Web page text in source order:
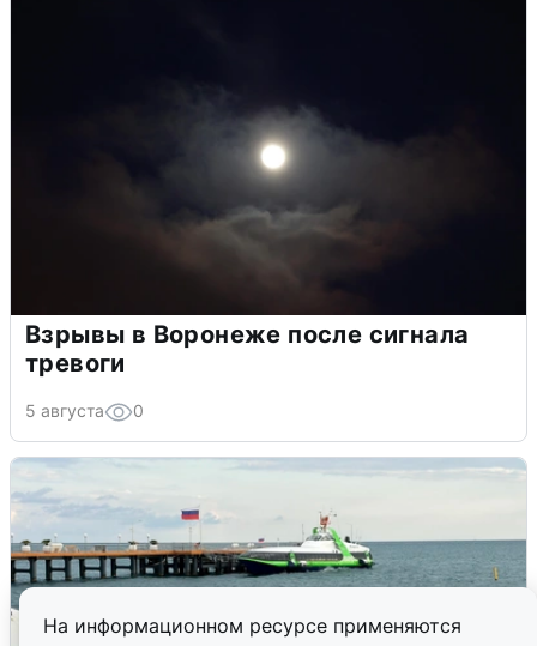
На информационном ресурсе применяются
Взрывы в Воронеже после сигнала
тревоги
5 августа 0